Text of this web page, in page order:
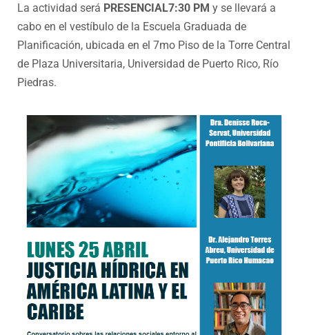
La actividad será PRESENCIAL7:30 PM y se llevará a
cabo en el vestíbulo de la Escuela Graduada de
Planificación, ubicada en el 7mo Piso de la Torre Central
de Plaza Universitaria, Universidad de Puerto Rico, Río
Piedras.